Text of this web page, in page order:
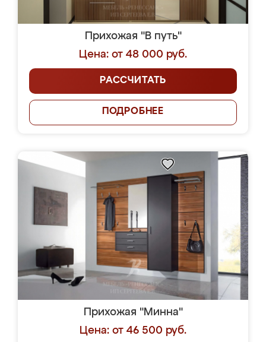
Прихожая "В путь"
Цена: от 48 000 руб.
РАССЧИТАТЬ
ПОДРОБНЕЕ
Прихожая "Минна"
Цена: от 46 500 руб.